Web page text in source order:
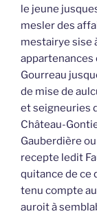
le jeune
mesler des
mestairye sise
Gourreau
de mise de
et seigneuries
Château-
Gauberdière
recepte ledit
quitance de ce
tenu compte
auroit à